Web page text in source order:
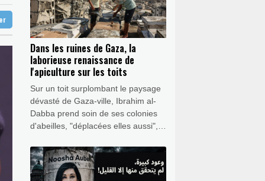
Dans les ruines de Gaza, la
laborieuse renaissance de
l'apiculture sur les toits
Sur un toit surplombant le paysage
dévasté de Gaza-ville, Ibrahim al-
Dabba prend soin de ses colonies
d'abeilles, "déplacées elles aussi",
d'espoir au milieu des décombres
de la guerre.